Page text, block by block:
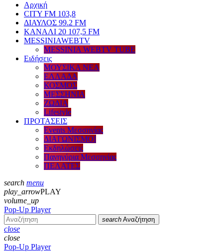
Αρχική
CITY FM 103,8
ΔΙΑΥΛΟΣ 99.2 FM
ΚΑΝΑΛΙ 20 107,5 FM
MESSINIAWEBTV
MESSINIA WEBTV TUBE
Eιδήσεις
ΜΟΥΣΙΚΑ ΝΕΑ
ΕΛΛΑΔΑ
ΚΟΣΜΟΣ
ΜΕΣΣΗΝΙΑ
ΖΩΔΙΑ
Lifestyle
ΠΡΟΤΑΣΕΙΣ
Events Μεσσηνίας
ΔΙΑΓΩΝΙΣΜΟΙ
Εκδηλώσεις
Πανηγύρια Μεσσηνίας
ΠΕΛΑΤΕΣ
search menu
play_arrowPLAY
volume_up
Pop-Up Player
search Αναζήτηση
close
close
Pop-Up Player